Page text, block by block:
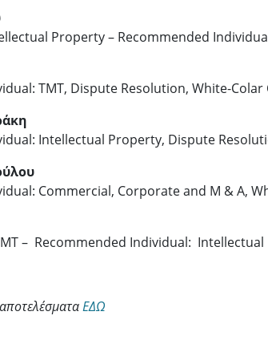
Property – Recommended
TMT, Dispute Resolution, White-Colar
Intellectual Property, Dispute
Commercial, Corporate and M & A,
– Recommended Individual:
ΕΔΩ